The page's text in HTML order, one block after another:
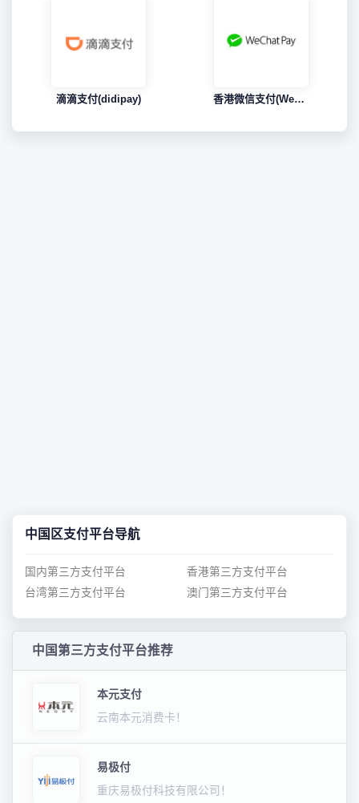
滴滴支付(didipay) 香港微信支付(WeChat Pay HK)
中国区支付平台导航
国内第三方支付平台
香港第三方支付平台
台湾第三方支付平台
澳门第三方支付平台
中国第三方支付平台推荐
本元支付
云南本元消费卡！
易极付
重庆易极付科技有限公司！